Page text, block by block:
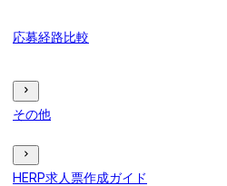
応募経路比較
その他
HERP求人票作成ガイド